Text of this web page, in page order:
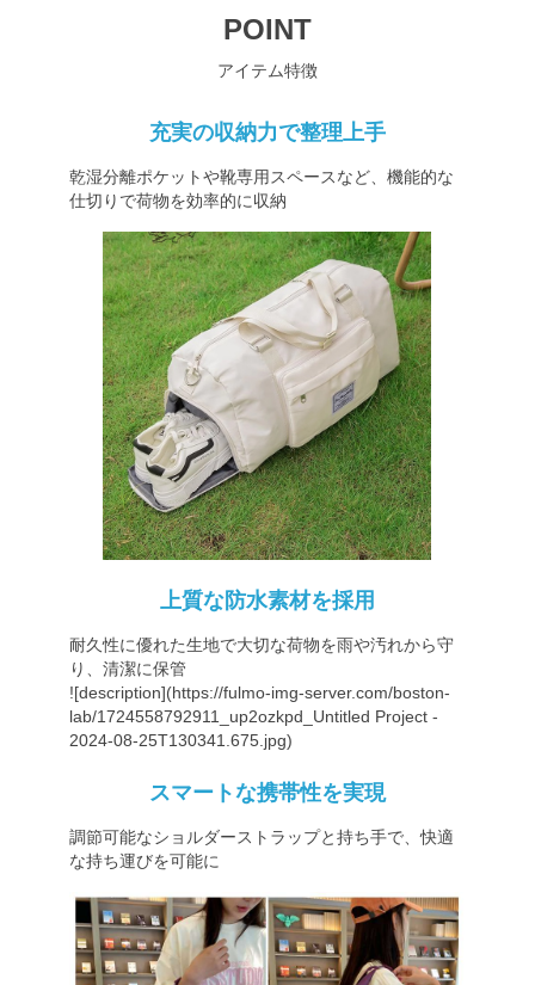
POINT
アイテム特徴
充実の収納力で整理上手
乾湿分離ポケットや靴専用スペースなど、機能的な
仕切りで荷物を効率的に収納
上質な防水素材を採用
耐久性に優れた生地で大切な荷物を雨や汚れから守
り、清潔に保管
![description](https://fulmo-img-server.com/boston-
lab/1724558792911_up2ozkpd_Untitled Project -
2024-08-25T130341.675.jpg)
スマートな携帯性を実現
調節可能なショルダーストラップと持ち手で、快適
な持ち運びを可能に